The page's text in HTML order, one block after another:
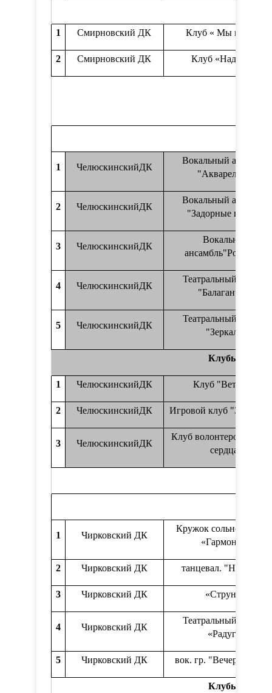
1 Смирновский ДК Клуб « Мы вместе»
2 Смирновский ДК Клуб «Надежда»
1 ЧелюскинскийДК
Вокальный ансамбль
"Акварельки"
2 ЧелюскинскийДК
Вокальный ансамбль
"Задорные голоса"
3 ЧелюскинскийДК
Вокальный
ансамбль"Родники"
4 ЧелюскинскийДК
Театральный кружок
"Балаганчик"
5 ЧелюскинскийДК
Театральный кружок
"Зеркало"
Клубы по
1 ЧелюскинскийДК Клуб "Ветеран"
2 ЧелюскинскийДК Игровой клуб
3 ЧелюскинскийДК
Клуб волонтеров "По
сердца"
1 Чирковский ДК
Кружок сольного
«Гармония»
2 Чирковский ДК танцевал. "Нон стоп"
3 Чирковский ДК «Струны»
4 Чирковский ДК
Театральный кружок
«Радуга»
5 Чирковский ДК вок. гр. "Вечерние
Клубы по